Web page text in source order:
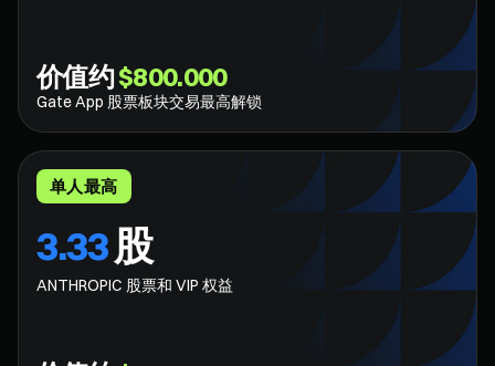
价值约$800.000
Gate App 股票板块交易最高解锁
单人最高
3.33股
ANTHROPIC 股票和 VIP 权益